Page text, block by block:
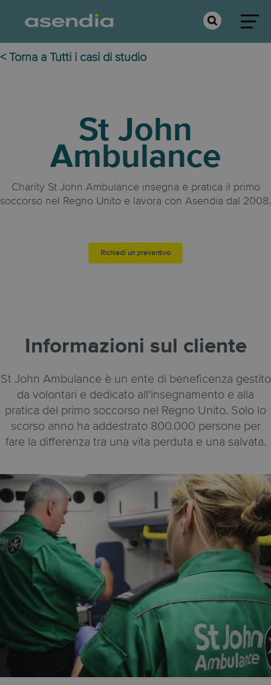
< Torna a Tutti i casi di studio
St John
Ambulance
Charity St John Ambulance insegna e pratica il primo
soccorso nel Regno Unito e lavora con Asendia dal 2008.
Richiedi un preventivo
Informazioni sul cliente
St John Ambulance è un ente di beneficenza gestito
da volontari e dedicato all'insegnamento e alla
pratica del primo soccorso nel Regno Unito. Solo lo
scorso anno ha addestrato 800.000 persone per
fare la differenza tra una vita perduta e una salvata.